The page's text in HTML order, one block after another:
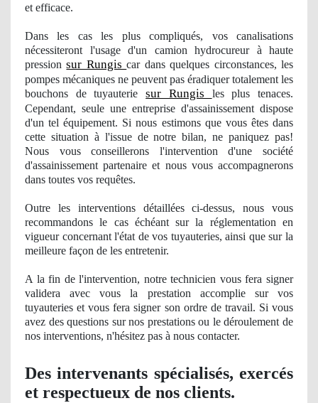
et efficace.
Dans les cas les plus compliqués, voscanalisations
nécessiteront l'usaged'un camion hydrocureur à haute
pressionsur Rungiscar dans quelques circonstances, les
pompes mécaniques ne peuvent pas éradiquer totalement les
bouchons de tuyauteriesur Rungis les plus tenaces.
Cependant, seule une entreprise d'assainissement dispose
d'un tel équipement. Si nous estimons que vous êtes dans
cette situation à l'issue de notre bilan, ne paniquez pas!
Nous vous conseillerons l'intervention d'une société
d'assainissement partenaire et nous vous accompagnerons
dans toutes vos requêtes.
Outre les interventions détaillées ci-dessus, nous vous
recommandons le cas échéant sur la réglementation en
vigueur concernant l'état de vos tuyauteries, ainsi que sur la
meilleure façon de les entretenir.
A la fin de l'intervention, notre technicien vous fera signer
validera avec vous la prestation accomplie sur vos
tuyauteries et vous fera signer son ordre de travail. Si vous
avez des questions sur nos prestations ou le déroulement de
nos interventions, n'hésitez pas à nous contacter.
Des intervenants spécialisés, exercés
et respectueux de nos clients.